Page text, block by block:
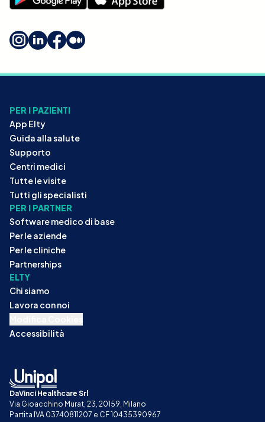
PER I PAZIENTI
App Elty
Guida alla salute
Supporto
Centri medici
Tutte le visite
Tutti gli specialisti
PER I PARTNER
Software medico di base
Per le aziende
Per le cliniche
Partnerships
ELTY
Chi siamo
Lavora con noi
Accessibilità
DaVinci Healthcare Srl
Via Gioacchino Murat, 23, 20159, Milano
Partita IVA 03740811207 e CF 10435390967